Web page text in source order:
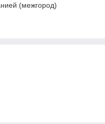
(межгород)